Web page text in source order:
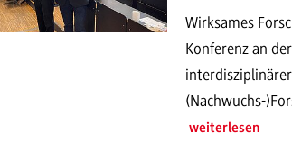
Wirksames
Konferenz an
(Nachwuchs-
weiterlesen